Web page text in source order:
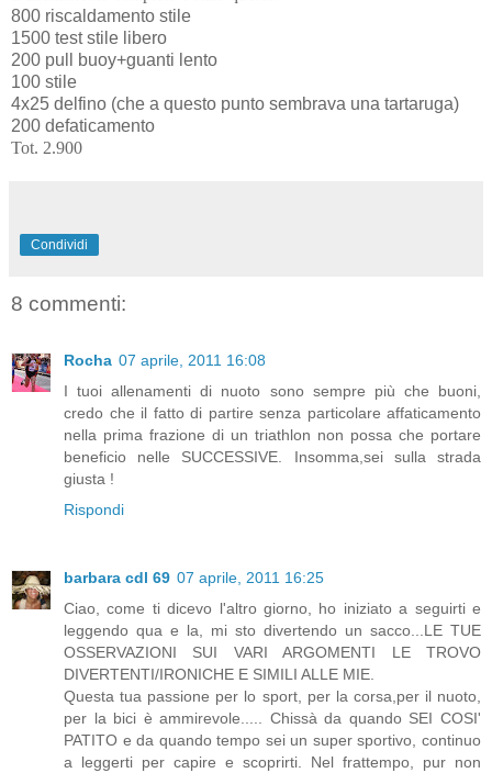
800 riscaldamento stile
1500 test stile libero
200 pull buoy+guanti lento
100 stile
4x25 delfino (che a questo punto sembrava una tartaruga)
200 defaticamento
Tot. 2.900
Condividi
8 commenti:
Rocha 07 aprile, 2011 16:08
I tuoi allenamenti di nuoto sono sempre più che buoni,
credo che il fatto di partire senza particolare affaticamento
nella prima frazione di un triathlon non possa che portare
beneficio nelle SUCCESSIVE. Insomma,sei sulla strada
giusta !
Rispondi
barbara cdl 69 07 aprile, 2011 16:25
Ciao, come ti dicevo l'altro giorno, ho iniziato a seguirti e
leggendo qua e la, mi sto divertendo un sacco...LE TUE
OSSERVAZIONI SUI VARI ARGOMENTI LE TROVO
DIVERTENTI/IRONICHE E SIMILI ALLE MIE.
Questa tua passione per lo sport, per la corsa,per il nuoto,
per la bici è ammirevole..... Chissà da quando SEI COSI'
PATITO e da quando tempo sei un super sportivo, continuo
a leggerti per capire e scoprirti. Nel frattempo, pur non